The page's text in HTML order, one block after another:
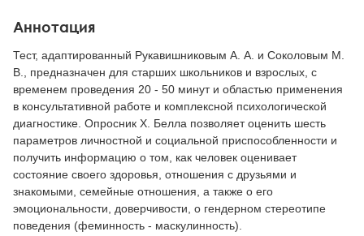
Аннотация
Тест, адаптированный Рукавишниковым А. А. и Соколовым М.
В., предназначен для старших школьников и взрослых, с
временем проведения 20 - 50 минут и областью применения
в консультативной работе и комплексной психологической
диагностике. Опросник X. Белла позволяет оценить шесть
параметров личностной и социальной приспособленности и
получить информацию о том, как человек оценивает
состояние своего здоровья, отношения с друзьями и
знакомыми, семейные отношения, а также о его
эмоциональности, доверчивости, о гендерном стереотипе
поведения (феминность - маскулинность).